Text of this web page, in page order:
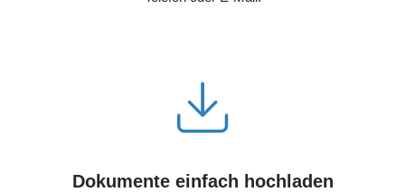
Dokumente einfach hochladen